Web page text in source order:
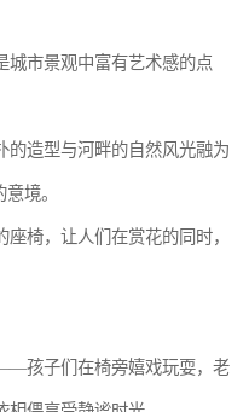
城市景观中富有艺术感的点
的造型与河畔的自然风光融为
境。
椅，让人们在赏花的同时，
孩子们在椅旁嬉戏玩耍，老